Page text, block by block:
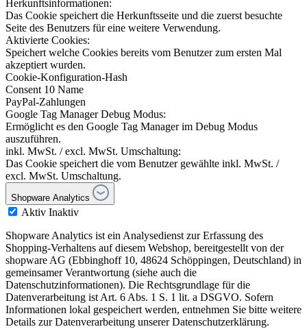
Herkunftsinformationen:
Das Cookie speichert die Herkunftsseite und die zuerst besuchte
Seite des Benutzers für eine weitere Verwendung.
Aktivierte Cookies:
Speichert welche Cookies bereits vom Benutzer zum ersten Mal
akzeptiert wurden.
Cookie-Konfiguration-Hash
Consent 10 Name
PayPal-Zahlungen
Google Tag Manager Debug Modus:
Ermöglicht es den Google Tag Manager im Debug Modus
auszuführen.
inkl. MwSt. / excl. MwSt. Umschaltung:
Das Cookie speichert die vom Benutzer gewählte inkl. MwSt. /
excl. MwSt. Umschaltung.
Shopware Analytics
Aktiv Inaktiv
Shopware Analytics ist ein Analysedienst zur Erfassung des
Shopping-Verhaltens auf diesem Webshop, bereitgestellt von der
shopware AG (Ebbinghoff 10, 48624 Schöppingen, Deutschland) in
gemeinsamer Verantwortung (siehe auch die
Datenschutzinformationen). Die Rechtsgrundlage für die
Datenverarbeitung ist Art. 6 Abs. 1 S. 1 lit. a DSGVO. Sofern
Informationen lokal gespeichert werden, entnehmen Sie bitte weitere
Details zur Datenverarbeitung unserer Datenschutzerklärung.